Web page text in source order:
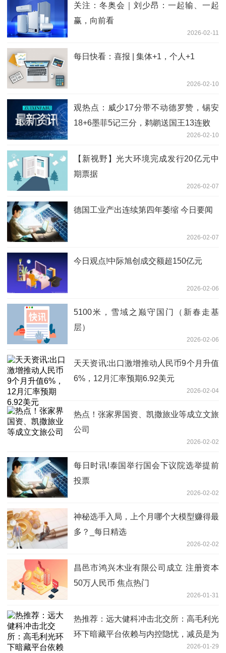
关注：冬奥会｜刘少昂：一起输、一起
赢，向前看
2026-02-11
每日快看：喜报 | 集体+1，个人+1
2026-02-10
观热点：威少17分带不动德罗赞，锡安
18+6墨菲5记三分，鹈鹕送国王13连败
2026-02-10
【新视野】光大环境完成发行20亿元中
期票据
2026-02-07
德国工业产出连续第四年萎缩 今日要闻
2026-02-07
今日观点!中际旭创成交额超150亿元
2026-02-06
5100米，雪域之巅守国门（新春走基
层）
2026-02-06
天天资讯:出口激增推动人民币9个月升值
6%，12月汇率预期6.92美元
2026-02-04
热点！张家界国资、凯撒旅业等成立文旅
公司
2026-02-02
每日时讯!泰国举行国会下议院选举提前
投票
2026-02-02
神秘选手入局，上个月哪个大模型赚得最
多？_每日精选
2026-02-02
昌邑市鸿兴木业有限公司成立 注册资本
50万人民币 焦点热门
2026-01-31
热推荐：远大健科冲击北交所：高毛利光
环下暗藏平台依赖与内控隐忧，减员是为
2026-01-29